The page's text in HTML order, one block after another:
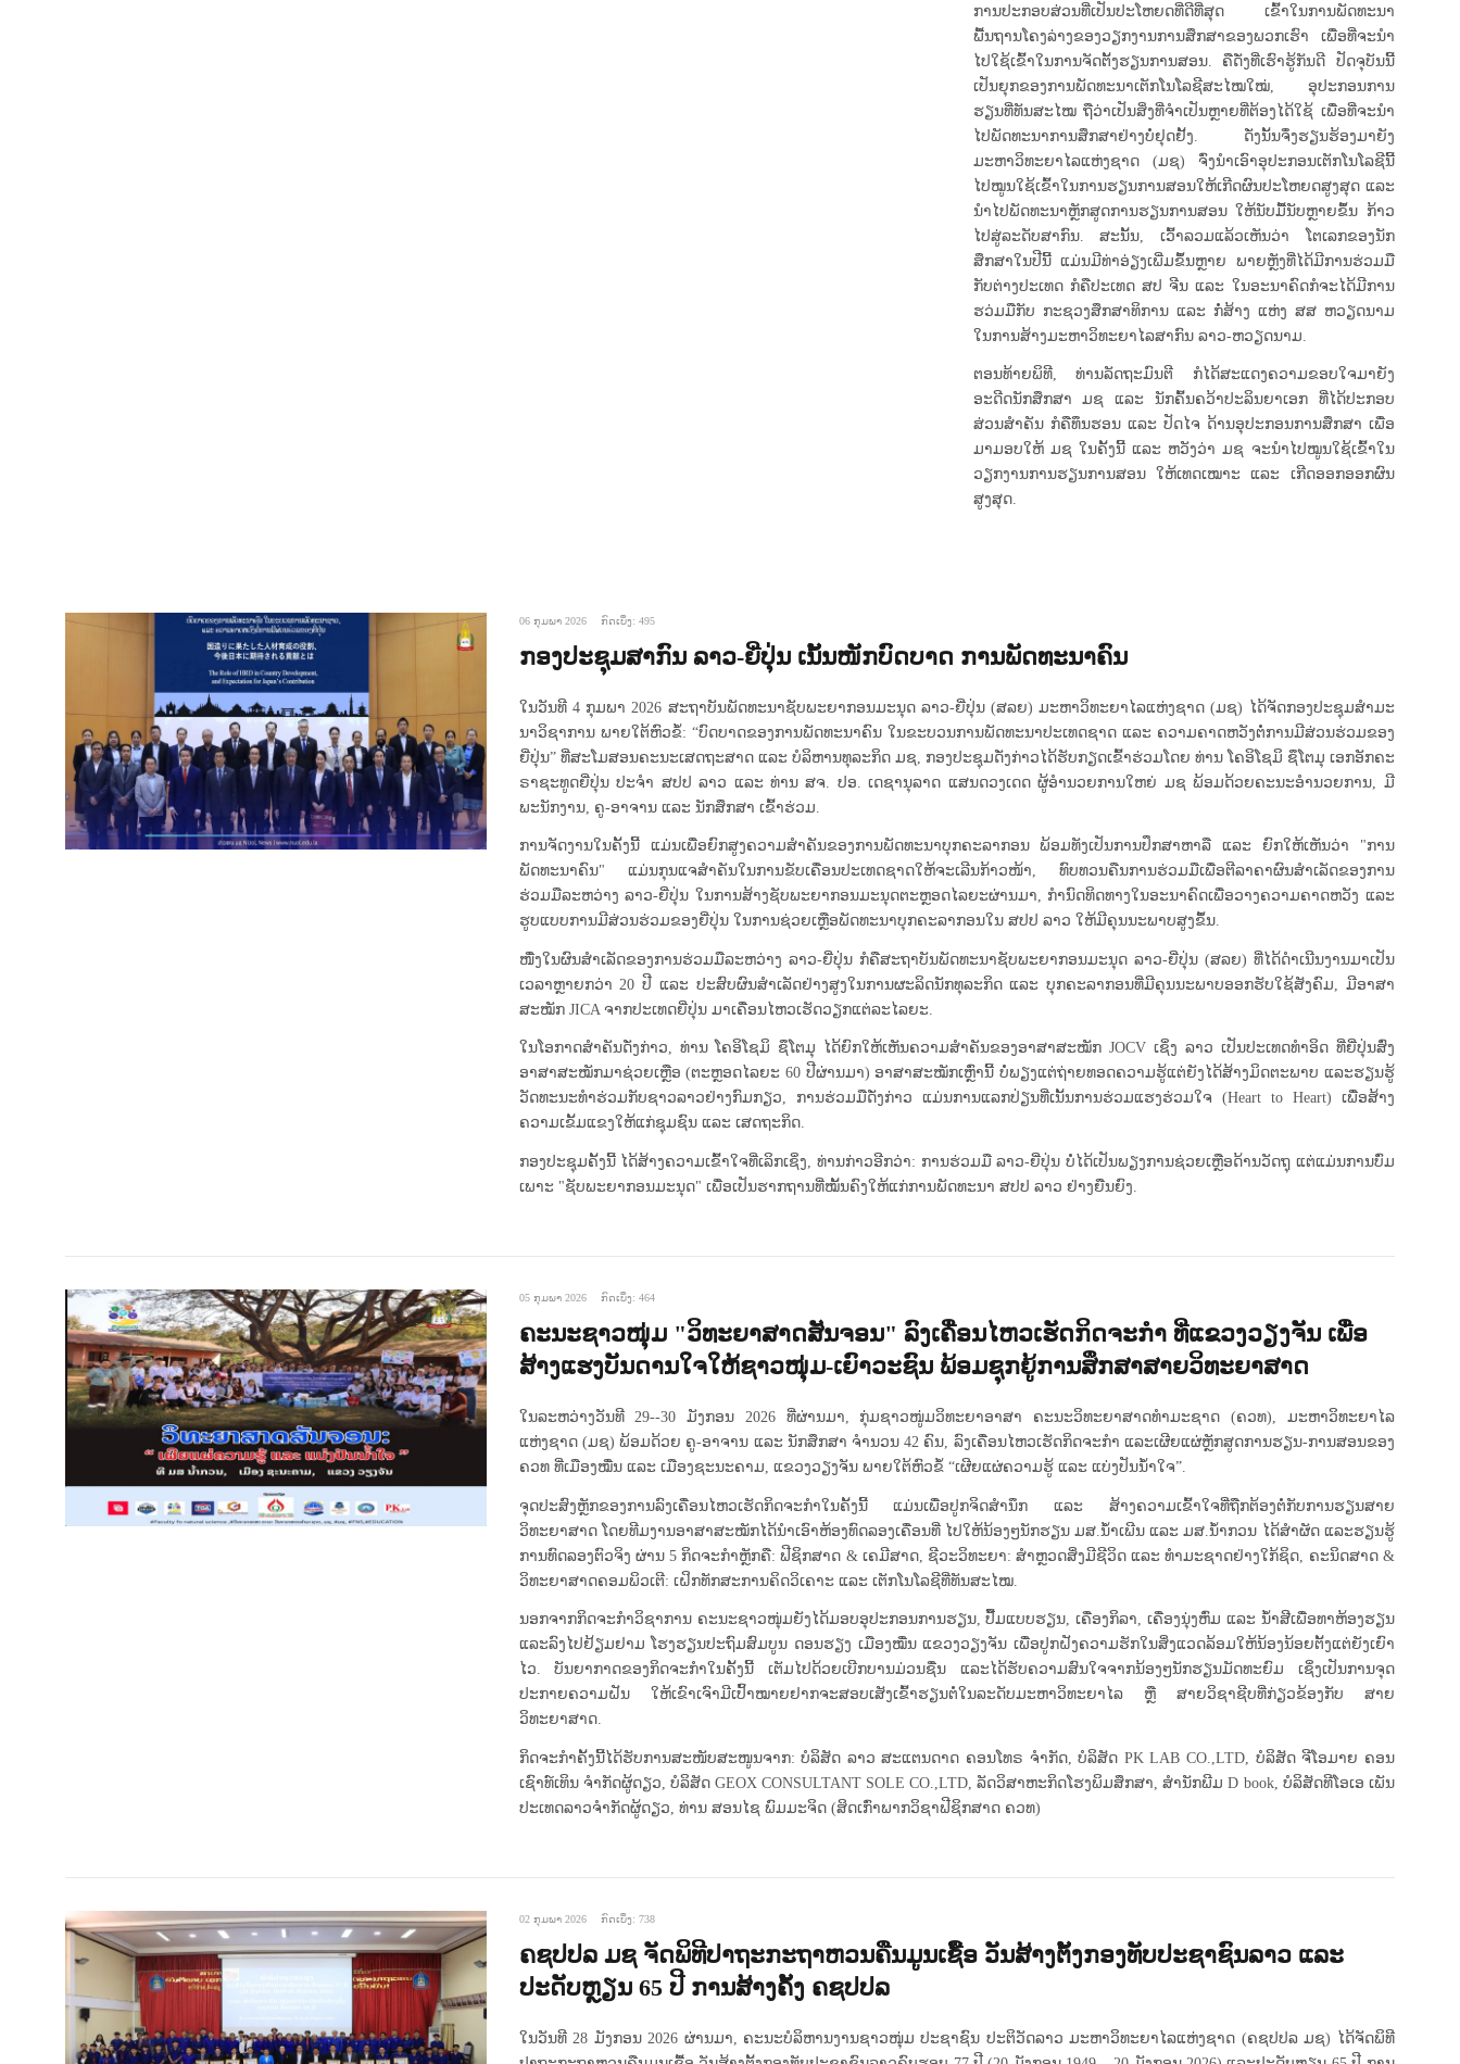
ການປະກອບສ່ວນທີ່ເປັນປະໂຫຍດທີ່ດີທີ່ສຸດ ເຂົ້າໃນການພັດທະນາ
ພື້ນຖານໂຄງລ່າງຂອງວຽກງານການສຶກສາຂອງພວກເຮົາ ເພື່ອທີ່ຈະນຳ
ໄປໃຊ້ເຂົ້າໃນການຈັດຕັ້ງຮຽນການສອນ. ຄືດັ່ງທີ່ເຮົາຮູ້ກັນດີ ປັດຈຸບັນນີ້
ເປັນຍຸກຂອງການພັດທະນາເຕັກໂນໂລຊີສະໄໝໃໝ່, ອຸປະກອນການ
ຮຽນທີ່ທັນສະໄໝ ຖືວ່າເປັນສິ່ງທີ່ຈຳເປັນຫຼາຍທີ່ຕ້ອງໄດ້ໃຊ້ ເພື່ອທີ່ຈະນຳ
ໄປພັດທະນາການສຶກສາຢ່າງບໍ່ຢຸດຢັ້ງ. ດັ່ງນັ້ນຈຶ່ງຮຽນຮ້ອງມາຍັງ
ມະຫາວິທະຍາໄລແຫ່ງຊາດ (ມຊ) ຈົ່ງນຳເອົາອຸປະກອນເຕັກໂນໂລຊີນີ້
ໄປໝູນໃຊ້ເຂົ້າໃນການຮຽນການສອນໃຫ້ເກີດຜົນປະໂຫຍດສູງສຸດ ແລະ
ນຳໄປພັດທະນາຫຼັກສູດການຮຽນການສອນ ໃຫ້ນັບມື້ນັບຫຼາຍຂຶ້ນ ກ້າວ
ໄປສູ່ລະດັບສາກົນ. ສະນັ້ນ, ເວົ້າລວມແລ້ວເຫັນວ່າ ໂຕເລກຂອງນັກ
ສຶກສາໃນປີນີ້ ແມ່ນມີທ່າອ່ຽງເພີ່ມຂຶ້ນຫຼາຍ ພາຍຫຼັງທີ່ໄດ້ມີການຮ່ວມມື
ກັບຕ່າງປະເທດ ກໍຄືປະເທດ ສປ ຈີນ ແລະ ໃນອະນາຄົດກໍຈະໄດ້ມີການ
ຮວ່ມມືກັບ ກະຊວງສຶກສາທິການ ແລະ ກໍ່ສ້າງ ແຫ່ງ ສສ ຫວຽດນາມ
ໃນການສ້າງມະຫາວິທະຍາໄລສາກົນ ລາວ-ຫວຽດນາມ.
ຕອນທ້າຍພິທີ, ທ່ານລັດຖະມົນຕີ ກໍໄດ້ສະແດງຄວາມຂອບໃຈມາຍັງ
ອະດີດນັກສຶກສາ ມຊ ແລະ ນັກຄົ້ນຄວ້າປະລິນຍາເອກ ທີ່ໄດ້ປະກອບ
ສ່ວນສຳຄັນ ກໍຄືທຶນຮອນ ແລະ ປັດໄຈ ດ້ານອຸປະກອນການສຶກສາ ເພື່ອ
ມາມອບໃຫ້ ມຊ ໃນຄັ້ງນີ້ ແລະ ຫວັງວ່າ ມຊ ຈະນຳໄປໝູນໃຊ້ເຂົ້າໃນ
ວຽກງານການຮຽນການສອນ ໃຫ້ເທດເໝາະ ແລະ ເກີດອອກອອກຜົນ
ສູງສຸດ.
06 ກຸມພາ 2026 ກົດເບິ່ງ: 495
ກອງປະຊຸມສາກົນ ລາວ-ຍີ່ປຸ່ນ ເນັ້ນໜັກບົດບາດ ການພັດທະນາຄົນ
ໃນວັນທີ 4 ກຸມພາ 2026 ສະຖາບັນພັດທະນາຊັບພະຍາກອນມະນຸດ ລາວ-ຍີ່ປຸ່ນ (ສລຍ) ມະຫາວິທະຍາໄລແຫ່ງຊາດ (ມຊ) ໄດ້ຈັດກອງປະຊຸມສໍາມະ
ນາວິຊາການ ພາຍໃຕ້ຫົວຂໍ້: “ບົດບາດຂອງການພັດທະນາຄົນ ໃນຂະບວນການພັດທະນາປະເທດຊາດ ແລະ ຄວາມຄາດຫວັງຕໍ່ການມີສ່ວນຮ່ວມຂອງ
ຍີ່ປຸ່ນ” ທີ່ສະໂມສອນຄະນະເສດຖະສາດ ແລະ ບໍລິຫານທຸລະກິດ ມຊ, ກອງປະຊຸມດັ່ງກ່າວໄດ້ຮັບກຽດເຂົ້າຮ່ວມໂດຍ ທ່ານ ໂຄອິໂຊມິ ຊຶໂຕມຸ ເອກອັກຄະ
ຣາຊະທູດຍີ່ປຸ່ນ ປະຈຳ ສປປ ລາວ ແລະ ທ່ານ ສຈ. ປອ. ເດຊານຸລາດ ແສນດວງເດດ ຜູ້ອໍານວຍການໃຫຍ່ ມຊ ພ້ອມດ້ວຍຄະນະອໍານວຍການ, ມີ
ພະນັກງານ, ຄູ-ອາຈານ ແລະ ນັກສຶກສາ ເຂົ້າຮ່ວມ.
ການຈັດງານໃນຄັ້ງນີ້ ແມ່ນເພື່ອຍົກສູງຄວາມສໍາຄັນຂອງການພັດທະນາບຸກຄະລາກອນ ພ້ອມທັງເປັນການປຶກສາຫາລື ແລະ ຍົກໃຫ້ເຫັນວ່າ "ການ
ພັດທະນາຄົນ" ແມ່ນກຸນແຈສຳຄັນໃນການຂັບເຄື່ອນປະເທດຊາດໃຫ້ຈະເລີນກ້າວໜ້າ, ທົບທວນຄືນການຮ່ວມມືເພື່ອຕີລາຄາຜົນສຳເລັດຂອງການ
ຮ່ວມມືລະຫວ່າງ ລາວ-ຍີ່ປຸ່ນ ໃນການສ້າງຊັບພະຍາກອນມະນຸດຕະຫຼອດໄລຍະຜ່ານມາ, ກຳນົດທິດທາງໃນອະນາຄົດເພື່ອວາງຄວາມຄາດຫວັງ ແລະ
ຮູບແບບການມີສ່ວນຮ່ວມຂອງຍີ່ປຸ່ນ ໃນການຊ່ວຍເຫຼືອພັດທະນາບຸກຄະລາກອນໃນ ສປປ ລາວ ໃຫ້ມີຄຸນນະພາບສູງຂຶ້ນ.
ໜື່ງໃນຜົນສຳເລັດຂອງການຮ່ວມມືລະຫວ່າງ ລາວ-ຍີ່ປຸ່ນ ກໍຄືສະຖາບັນພັດທະນາຊັບພະຍາກອນມະນຸດ ລາວ-ຍີ່ປຸ່ນ (ສລຍ) ທີ່ໄດ້ດຳເນີນງານມາເປັນ
ເວລາຫຼາຍກວ່າ 20 ປີ ແລະ ປະສົບຜົນສຳເລັດຢ່າງສູງໃນການຜະລິດນັກທຸລະກິດ ແລະ ບຸກຄະລາກອນທີ່ມີຄຸນນະພາບອອກຮັບໃຊ້ສັງຄົມ, ມີອາສາ
ສະໝັກ JICA ຈາກປະເທດຍີ່ປຸ່ນ ມາເຄື່ອນໄຫວເຮັດວຽກແຕ່ລະໄລຍະ.
ໃນໂອກາດສຳຄັນດັ່ງກ່າວ, ທ່ານ ໂຄອິໂຊມິ ຊຶໂຕມຸ ໄດ້ຍົກໃຫ້ເຫັນຄວາມສຳຄັນຂອງອາສາສະໝັກ JOCV ເຊິ່ງ ລາວ ເປັນປະເທດທຳອິດ ທີ່ຍີ່ປຸ່ນສົ່ງ
ອາສາສະໝັກມາຊ່ວຍເຫຼືອ (ຕະຫຼອດໄລຍະ 60 ປີຜ່ານມາ) ອາສາສະໝັກເຫຼົ່ານີ້ ບໍ່ພຽງແຕ່ຖ່າຍທອດຄວາມຮູ້ແຕ່ຍັງໄດ້ສ້າງມິດຕະພາບ ແລະຮຽນຮູ້
ວັດທະນະທຳຮ່ວມກັບຊາວລາວຢ່າງກົມກຽວ, ການຮ່ວມມືດັ່ງກ່າວ ແມ່ນການແລກປ່ຽນທີ່ເນັ້ນການຮ່ວມແຮງຮ່ວມໃຈ (Heart to Heart) ເພື່ອສ້າງ
ຄວາມເຂັ້ມແຂງໃຫ້ແກ່ຊຸມຊົນ ແລະ ເສດຖະກິດ.
ກອງປະຊຸມຄັ້ງນີ້ ໄດ້ສ້າງຄວາມເຂົ້າໃຈທີ່ເລິກເຊິ່ງ, ທ່ານກ່າວອີກວ່າ: ການຮ່ວມມື ລາວ-ຍີ່ປຸ່ນ ບໍ່ໄດ້ເປັນພຽງການຊ່ວຍເຫຼືອດ້ານວັດຖຸ ແຕ່ແມ່ນການບົ່ມ
ເພາະ "ຊັບພະຍາກອນມະນຸດ" ເພື່ອເປັນຮາກຖານທີ່ໝັ້ນຄົງໃຫ້ແກ່ການພັດທະນາ ສປປ ລາວ ຢ່າງຍືນຍົງ.
05 ກຸມພາ 2026 ກົດເບິ່ງ: 464
ຄະນະຊາວໜຸ່ມ "ວິທະຍາສາດສັນຈອນ" ລົງເຄື່ອນໄຫວເຮັດກິດຈະກຳ ທີ່ແຂວງວຽງຈັນ ເພື່ອ
ສ້າງແຮງບັນດານໃຈໃຫ້ຊາວໜຸ່ມ-ເຍົາວະຊົນ ພ້ອມຊຸກຍູ້ການສຶກສາສາຍວິທະຍາສາດ
ໃນລະຫວ່າງວັນທີ 29--30 ມັງກອນ 2026 ທີ່ຜ່ານມາ, ກຸ່ມຊາວໜູ່ມວິທະຍາອາສາ ຄະນະວິທະຍາສາດທຳມະຊາດ (ຄວທ), ມະຫາວິທະຍາໄລ
ແຫ່ງຊາດ (ມຊ) ພ້ອມດ້ວຍ ຄູ-ອາຈານ ແລະ ນັກສຶກສາ ຈຳນວນ 42 ຄົນ, ລົງເຄື່ອນໄຫວເຮັດກິດຈະກຳ ແລະເຜີຍແຜ່ຫຼັກສູດການຮຽນ-ການສອນຂອງ
ຄວທ ທີ່ເມືອງໝື່ນ ແລະ ເມືອງຊະນະຄາມ, ແຂວງວຽງຈັນ ພາຍໃຕ້ຫົວຂໍ້ “ເຜີຍແຜ່ຄວາມຮູ້ ແລະ ແບ່ງປັນນໍ້າໃຈ”.
ຈຸດປະສົງຫຼັກຂອງການລົງເຄື່ອນໄຫວເຮັດກິດຈະກຳໃນຄັ້ງນີ້ ແມ່ນເພື່ອປູກຈິດສຳນຶກ ແລະ ສ້າງຄວາມເຂົ້າໃຈທີ່ຖືກຕ້ອງຕໍ່ກັບການຮຽນສາຍ
ວິທະຍາສາດ ໂດຍທີມງານອາສາສະໝັກໄດ້ນຳເອົາຫ້ອງທົດລອງເຄື່ອນທີ່ ໄປໃຫ້ນ້ອງໆນັກຮຽນ ມສ.ນໍ້າເພີນ ແລະ ມສ.ນໍ້າກວນ ໄດ້ສຳຜັດ ແລະຮຽນຮູ້
ການທົດລອງຕົວຈິງ ຜ່ານ 5 ກິດຈະກຳຫຼັກຄື: ຟີຊິກສາດ & ເຄມີສາດ, ຊີວະວິທະຍາ: ສຳຫຼວດສິ່ງມີຊີວິດ ແລະ ທຳມະຊາດຢ່າງໃກ້ຊິດ, ຄະນິດສາດ &
ວິທະຍາສາດຄອມພິວເຕີ: ເຝິກທັກສະການຄິດວິເຄາະ ແລະ ເຕັກໂນໂລຊີທີ່ທັນສະໄໝ.
ນອກຈາກກິດຈະກຳວິຊາການ ຄະນະຊາວໜຸ່ມຍັງໄດ້ມອບອຸປະກອນການຮຽນ, ປື້ມແບບຮຽນ, ເຄື່ອງກິລາ, ເຄື່ອງນຸ່ງຫົ່ມ ແລະ ນ້ຳສີເພື່ອທາຫ້ອງຮຽນ
ແລະລົງໄປຢ້ຽມຢາມ ໂຮງຮຽນປະຖົມສົມບູນ ດອນຮຽງ ເມືອງໝື່ນ ແຂວງວຽງຈັນ ເພື່ອປູກຝັງຄວາມຮັກໃນສິ່ງແວດລ້ອມໃຫ້ນ້ອງນ້ອຍຕັ້ງແຕ່ຍັງເຍົາ
ໄວ. ບັນຍາກາດຂອງກິດຈະກຳໃນຄັ້ງນີ້ ເຕັມໄປດ້ວຍເບີກບານມ່ວນຊື່ນ ແລະໄດ້ຮັບຄວາມສົນໃຈຈາກນ້ອງໆນັກຮຽນມັດທະຍົມ ເຊິ່ງເປັນການຈຸດ
ປະກາຍຄວາມຝັນ ໃຫ້ເຂົາເຈົາມີເປົ້າໝາຍຢາກຈະສອບເສັງເຂົ້າຮຽນຕໍ່ໃນລະດັບມະຫາວິທະຍາໄລ ຫຼື ສາຍວິຊາຊີບທີ່ກ່ຽວຂ້ອງກັບ ສາຍ
ວິທະຍາສາດ.
ກິດຈະກຳຄັ້ງນີ້ໄດ້ຮັບການສະໜັບສະໜູນຈາກ: ບໍລິສັດ ລາວ ສະແຕນດາດ ຄອນໂທຣ ຈໍາກັດ, ບໍລິສັດ PK LAB CO.,LTD, ບໍລິສັດ ຈີໂອມາຍ ຄອນ
ເຊົາທ໌ເທິນ ຈໍາກັດຜູ້ດຽວ, ບໍລິສັດ GEOX CONSULTANT SOLE CO.,LTD, ລັດວິສາຫະກິດໂຮງພິມສຶກສາ, ສຳນັກພີມ D book, ບໍລິສັດທີໂອເອ ເພັນ
ປະເທດລາວຈໍາກັດຜູ້ດຽວ, ທ່ານ ສອນໄຊ ພົມມະຈິດ (ສິດເກົ່າພາກວິຊາຟີຊິກສາດ ຄວທ)
02 ກຸມພາ 2026 ກົດເບິ່ງ: 738
ຄຊປປລ ມຊ ຈັດພິທີປາຖະກະຖາຫວນຄືນມູນເຊື້ອ ວັນສ້າງຕັ້ງກອງທັບປະຊາຊົນລາວ ແລະ
ປະດັບຫຼຽນ 65 ປີ ການສ້າງຄັ້ງ ຄຊປປລ
ໃນວັນທີ 28 ມັງກອນ 2026 ຜ່ານມາ, ຄະນະບໍລິຫານງານຊາວໜຸ່ມ ປະຊາຊົນ ປະຕິວັດລາວ ມະຫາວິທະຍາໄລແຫ່ງຊາດ (ຄຊປປລ ມຊ) ໄດ້ຈັດພິທີ